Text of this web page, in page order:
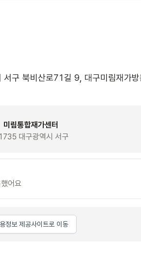
구 북비산로71길 9, 대구미림재가방
미림통합재가센터
대구광역시 서구
어요
정보 제공사이트로 이동